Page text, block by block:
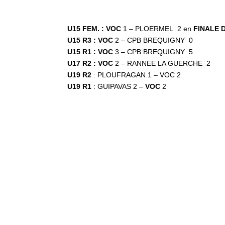
U15 FEM. : VOC 1 – PLOERMEL 2 en FINALE
U15 R3 : VOC 2 – CPB BREQUIGNY 0
U15 R1 : VOC 3 – CPB BREQUIGNY 5
U17 R2 : VOC 2 – RANNEE LA GUERCHE 2
U19 R2 : PLOUFRAGAN 1 – VOC 2
U19 R1 : GUIPAVAS 2 – VOC 2